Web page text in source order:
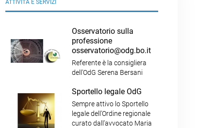
ATTIVITÀ E SERVIZI
Osservatorio sulla
professione
osservatorio@odg.bo.it
Referente è la consigliera
dell’OdG Serena Bersani
Sportello legale OdG
Sempre attivo lo Sportello
legale dell’Ordine regionale
curato dall’avvocato Maria